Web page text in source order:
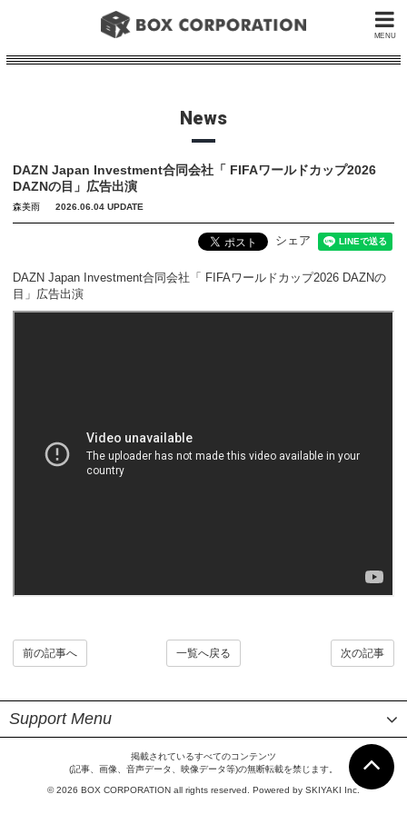
MENU
News
DAZN Japan Investment合同会社「 FIFAワールドカップ2026
DAZNの目」広告出演
森美雨 2026.06.04 UPDATE
シェア
DAZN Japan Investment合同会社「 FIFAワールドカップ2026 DAZNの
目」広告出演
次の記事
一覧へ戻る
前の記事へ
Support Menu
掲載されているすべてのコンテンツ
(記事、画像、音声データ、映像データ等)の無断転載を禁じます。
© 2026 BOX CORPORATION all rights reserved. Powered by SKIYAKI Inc.